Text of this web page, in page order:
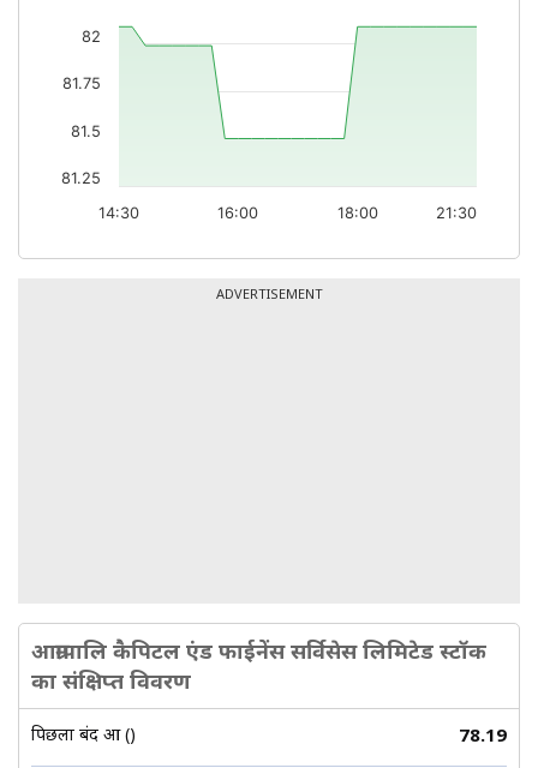
14:30 16:00 21:30
18:00
81.25
81.5
81.75
82
ADVERTISEMENT
आम्रापालि कैपिटल एंड फाईनेंस सर्विसेस लिमिटेड स्टॉक
का संक्षिप्त विवरण
पिछला बंद हुआ (₹) 78.19